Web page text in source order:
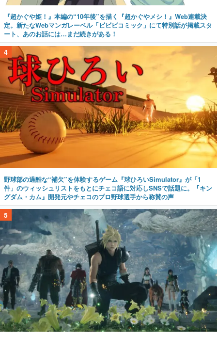
『超かぐや姫！』本編の“10年後”を描く『超かぐやメシ！』Web連載決
定。新たなWebマンガレーベル「ビビビコミック」にて特別話が掲載スタ
ート、あのお話には…まだ続きがある！
4
野球部の過酷な“補欠”を体験するゲーム『球ひろいSimulator』が「1
件」のウィッシュリストをもとにチェコ語に対応しSNSで話題に。『キン
グダム・カム』開発元やチェコのプロ野球選手から称賛の声
5